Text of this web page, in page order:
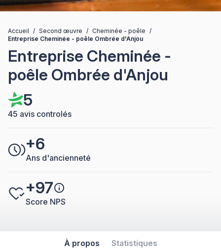
Accueil / Second œuvre / Cheminée - poêle
/
Entreprise Cheminée - poêle Ombrée d'Anjou
Entreprise Cheminée -
poêle Ombrée d'Anjou
5
45 avis controlés
+6
Ans d'ancienneté
+97
Score NPS
À propos Statistiques